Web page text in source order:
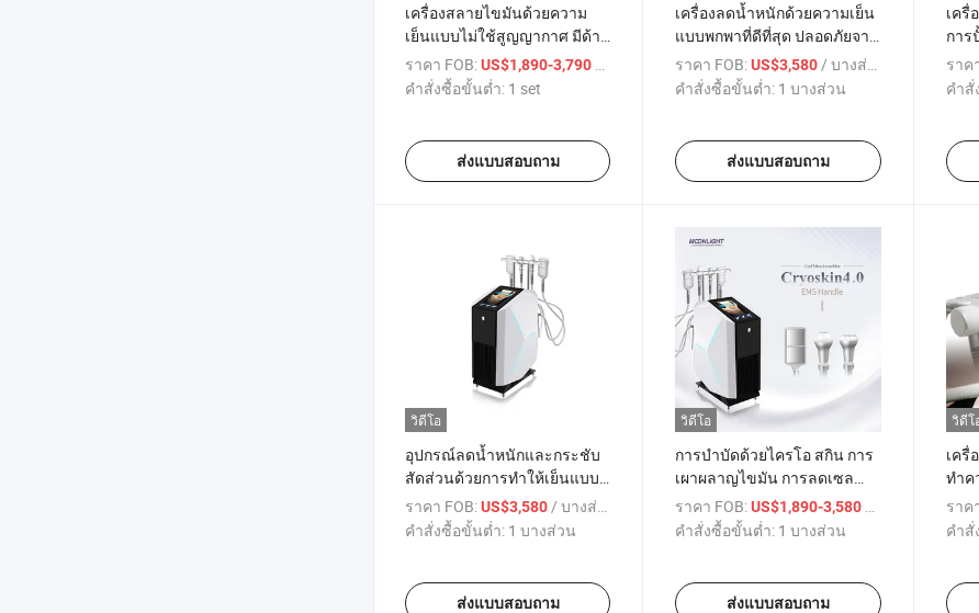
เครื่องสลายไขมันด้วยความ
เย็นแบบไม่ใช้สูญญากาศ มีด้าม
จับร้อนเย็น แผ่นทนความร้อน
เย็น
ราคา FOB:US$1,890-3,790
คำสั่งซื้อขั้นต่ำ: 1 set
ส่งแบบสอบถาม
เครื่องลดน้ำหนักด้วยความเย็น
แบบพกพาที่ดีที่สุด ปลอดภัยจาก
การเปลี่ยนแปลงอุณหภูมิอย่าง
รวดเร็ว
ราคา FOB: US$3,580 / บางส่วน
คำสั่งซื้อขั้นต่ำ: 1 บางส่วน
ส่งแบบสอบถาม
เครื่
การ
ควา
ราค
คำ
วิดีโอ
อุปกรณ์ลดน้ำหนักและกระชับ
สัดส่วนด้วยการทำให้เย็นแบบ
ไม่มีไขมัน
ราคา FOB:US$3,580/ บางส่วน
คำสั่งซื้อขั้นต่ำ: 1 บางส่วน
ส่งแบบสอบถาม
วิดีโอ
การบำบัดด้วยไครโอ สกิน การ
เผาผลาญไขมัน การลดเซล
ลูไลท์ เครื่องลดน้ำหนัก การยก
กระชับใบหน้าแบบไครโอเท
ราคา FOB: US$1,890-3,580 / บางส่วน
คำสั่งซื้อขั้นต่ำ: 1 บางส่วน
ส่งแบบสอบถาม
วิดีโ
เครื่
ทำค
มหัศ
รวด
ราค
คำ